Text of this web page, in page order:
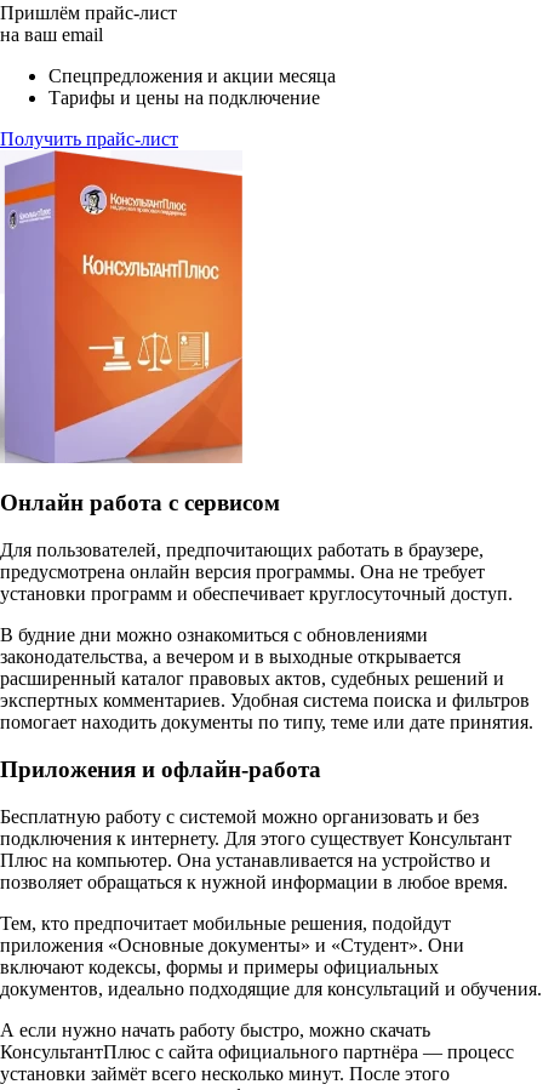
Пришлём прайс-лист
на ваш email
Спецпредложения и акции месяца
Тарифы и цены на подключение
Получить прайс-лист
Онлайн работа с сервисом
Для пользователей, предпочитающих работать в браузере,
предусмотрена онлайн версия программы. Она не требует
установки программ и обеспечивает круглосуточный доступ.
В будние дни можно ознакомиться с обновлениями
законодательства, а вечером и в выходные открывается
расширенный каталог правовых актов, судебных решений и
экспертных комментариев. Удобная система поиска и фильтров
помогает находить документы по типу, теме или дате принятия.
Приложения и офлайн-работа
Бесплатную работу с системой можно организовать и без
подключения к интернету. Для этого существует Консультант
Плюс на компьютер. Она устанавливается на устройство и
позволяет обращаться к нужной информации в любое время.
Тем, кто предпочитает мобильные решения, подойдут
приложения «Основные документы» и «Студент». Они
включают кодексы, формы и примеры официальных
документов, идеально подходящие для консультаций и обучения.
А если нужно начать работу быстро, можно скачать
КонсультантПлюс с сайта официального партнёра — процесс
установки займёт всего несколько минут. После этого